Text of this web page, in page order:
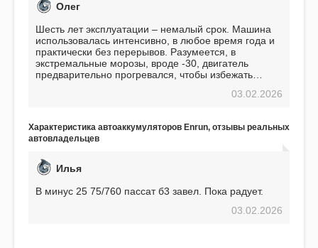
Олег
Шесть лет эксплуатации – немалый срок. Машина
использовалась интенсивно, в любое время года и
практически без перерывов. Разумеется, в
экстремальные морозы, вроде -30, двигатель
предварительно прогревался, чтобы избежать
использования не было ни единой поломки,
EFB 75. Судя по характеристикам, он даже
превосходит предыдущую модель.
03.02.2026
Характеристика автоаккумуляторов Enrun, отзывы реальных
автовладельцев
Илья
В минус 25 75/760 пассат б3 завел. Пока радует.
03.02.2026